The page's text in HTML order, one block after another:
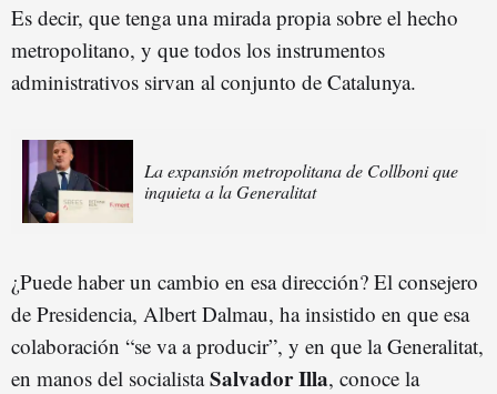
Es decir, que tenga una mirada propia sobre el hecho
metropolitano, y que todos los instrumentos
administrativos sirvan al conjunto de Catalunya.
La expansión metropolitana de Collboni que
inquieta a la Generalitat
¿Puede haber un cambio en esa dirección? El consejero
de Presidencia, Albert Dalmau, ha insistido en que esa
colaboración “se va a producir”, y en que la Generalitat,
en manos del socialistaSalvador Illa, conoce la